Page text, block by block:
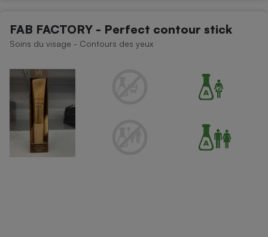
FAB FACTORY - Perfect contour stick
Soins du visage - Contours des yeux